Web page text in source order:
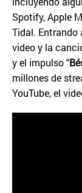
Spotify, Apple
Tidal. Entrando
video y la
y el impulso "
millones de
YouTube, el